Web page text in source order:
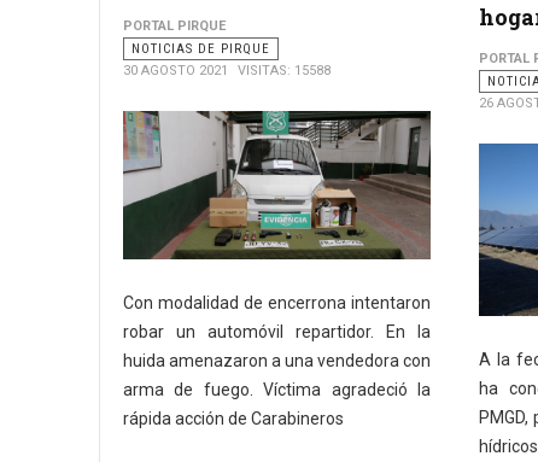
PORTAL PIRQUE
NOTICIAS DE PIRQUE
30 AGOSTO 2021
VISITAS: 15588
Con modalidad de encerrona intentaron
robar un automóvil repartidor. En la
huida amenazaron a una vendedora con
arma de fuego. Víctima agradeció la
rápida acción de Carabineros
PORTAL
26
A la
ha